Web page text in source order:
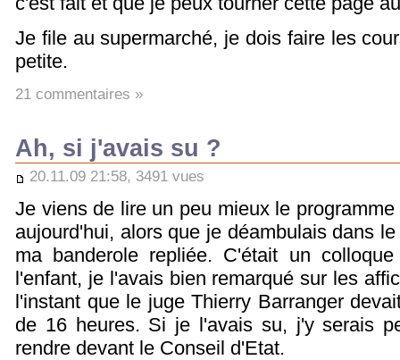
Je file au supermarché, je dois faire les
petite.
21 commentaires »
Ah, si j'avais su ?
20.11.09 21:58, 3491 vues
Je viens de lire un peu mieux le
aujourd'hui, alors que je déambulais dans
ma banderole repliée. C'était un
l'enfant, je l'avais bien remarqué sur les
l'instant que le juge Thierry Barranger
de 16 heures. Si je l'avais su, j'y serais
rendre devant le Conseil d'Etat.